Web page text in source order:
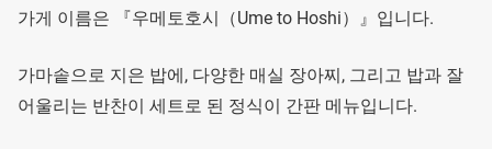
가게 이름은 『우메토호시（Ume to Hoshi）』입니다.
가마솥으로 지은 밥에, 다양한 매실 장아찌, 그리고 밥과 잘
어울리는 반찬이 세트로 된 정식이 간판 메뉴입니다.